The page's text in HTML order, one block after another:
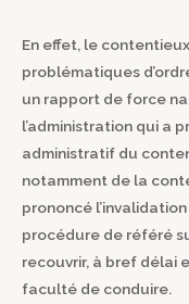
En effet, le
problématiques
un rapport de force
l’administration qui a
administratif du
notamment de la
prononcé
procédure de référé
recouvrir, à bref délai
faculté de conduire.